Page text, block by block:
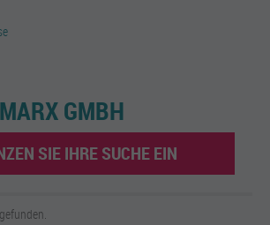
GMBH
SIE IHRE SUCHE EIN